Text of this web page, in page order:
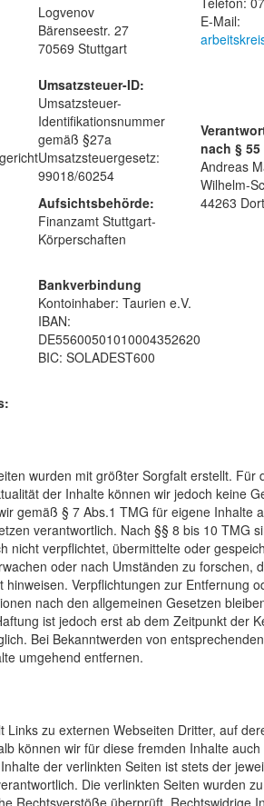
Logvenov
Bärenseestr. 27
70569 Stuttgart
E-Mail:
Umsatzsteuer-ID:
Umsatzsteuer-
Identifikationsnummer
gemäß §27a
Umsatzsteuergesetz:
99018/60254
Aufsichtsbehörde:
Finanzamt Stuttgart-
Körperschaften
nach § 55
Andreas
Wilhelm-
44263
Bankverbindung
Kontoinhaber: Taurien e.V.
IBAN:
DE55600501010004352620
BIC: SOLADEST600
wurden mit größter Sorgfalt erstellt. Für
der Inhalte können wir jedoch keine
gemäß § 7 Abs.1 TMG für eigene Inhalte
verantwortlich. Nach §§ 8 bis 10 TMG
nicht verpflichtet, übermittelte oder
oder nach Umständen zu forschen,
hinweisen. Verpflichtungen zur Entfernung
nach den allgemeinen Gesetzen
ist jedoch erst ab dem Zeitpunkt der
Bei Bekanntwerden von
umgehend entfernen.
Links zu externen Webseiten Dritter, auf
können wir für diese fremden Inhalte
der verlinkten Seiten ist stets der
Die verlinkten Seiten wurden
Rechtsverstöße überprüft. Rechtswidrige